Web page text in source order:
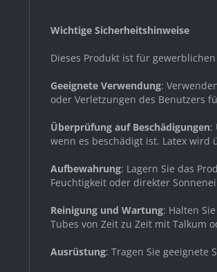
Wichtige Sicherheitshinweise
Dieses Produkt ist für
Geeignete Verwendung:
oder Verletzungen des Benutzers
Überprüfung auf Beschädigungen:
wenn es beschädigt ist. Latex wird
Aufbewahrung: Lagern Sie das
Feuchtigkeit oder direkter
Reinigung und Wartung: Halten
Tubes von Zeit zu Zeit mit Talkum
Ausrüstung: Tragen Sie geeignete